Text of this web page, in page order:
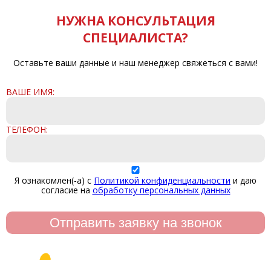
НУЖНА КОНСУЛЬТАЦИЯ
СПЕЦИАЛИСТА?
Оставьте ваши данные и наш менеджер свяжеться с вами!
ВАШЕ ИМЯ:
ТЕЛЕФОН:
Я ознакомлен(-а) с Политикой конфиденциальности и даю
согласие на обработку персональных данных